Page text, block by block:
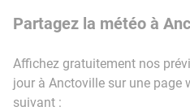
Partagez la météo à
Affichez gratuitement nos
jour à Anctoville sur une page
suivant :